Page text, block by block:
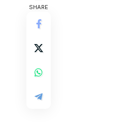
SHARE